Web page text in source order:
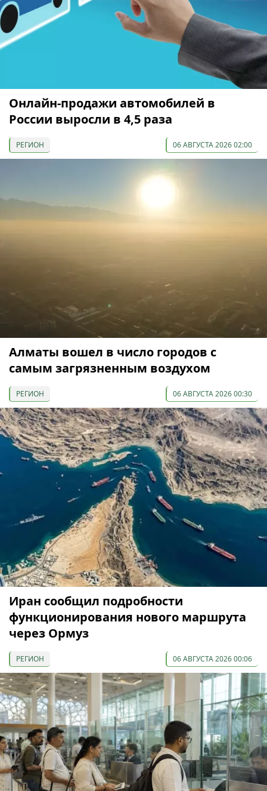
Онлайн-продажи автомобилей в
России выросли в 4,5 раза
РЕГИОН 06 АВГУСТА 2026 02:00
Алматы вошел в число городов с
самым загрязненным воздухом
РЕГИОН 06 АВГУСТА 2026 00:30
Иран сообщил подробности
функционирования нового маршрута
через Ормуз
РЕГИОН 06 АВГУСТА 2026 00:06